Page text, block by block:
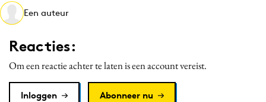
Martech
Media
Merkstrategie
PR
Purpose Marketing
Een auteur
Reacties:
Om een reactie achter te laten is een account vereist.
Inloggen Abonneer nu